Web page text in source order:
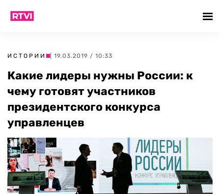
ИСТОРИИ | 19.03.2019 / 10:33
Какие лидеры нужны России: к
чему готовят участников
президентского конкурса
управленцев